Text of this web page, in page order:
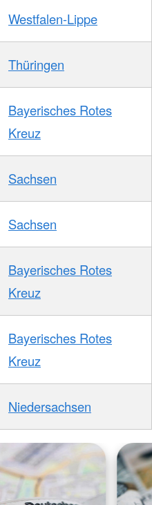
Westfalen-Lippe
Thüringen
Bayerisches Rotes
Kreuz
Sachsen
Sachsen
Bayerisches Rotes
Kreuz
Bayerisches Rotes
Kreuz
Niedersachsen